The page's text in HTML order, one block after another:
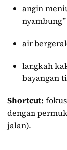
angin
nyambung”
air
langkah
bayangan
Shortcut:
dengan
jalan).